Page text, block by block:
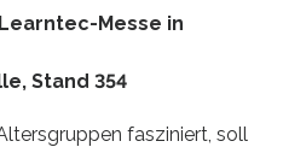
Messe in
Stand 354
fasziniert, soll